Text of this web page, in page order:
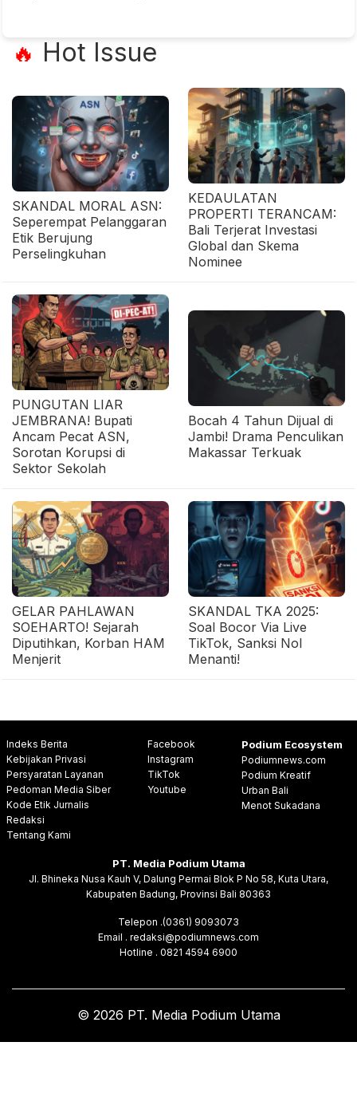
🔥 Hot Issue
SKANDAL MORAL ASN:
Seperempat Pelanggaran
Etik Berujung
Perselingkuhan
KEDAULATAN
PROPERTI TERANCAM:
Bali Terjerat Investasi
Global dan Skema
Nominee
PUNGUTAN LIAR
JEMBRANA! Bupati
Ancam Pecat ASN,
Sorotan Korupsi di
Sektor Sekolah
Bocah 4 Tahun Dijual di
Jambi! Drama Penculikan
Makassar Terkuak
GELAR PAHLAWAN
SOEHARTO! Sejarah
Diputihkan, Korban HAM
Menjerit
SKANDAL TKA 2025:
Soal Bocor Via Live
TikTok, Sanksi Nol
Menanti!
Indeks Berita
Kebijakan Privasi
Persyaratan Layanan
Pedoman Media Siber
Kode Etik Jurnalis
Redaksi
Tentang Kami
Facebook
Instagram
TikTok
Youtube
Podium Ecosystem
Podiumnews.com
Podium Kreatif
Urban Bali
Menot Sukadana
PT. Media Podium Utama
Jl. Bhineka Nusa Kauh V, Dalung Permai Blok P No 58, Kuta Utara,
Kabupaten Badung, Provinsi Bali 80363
Telepon .(0361) 9093073
Email . redaksi@podiumnews.com
Hotline . 0821 4594 6900
© 2026 PT. Media Podium Utama